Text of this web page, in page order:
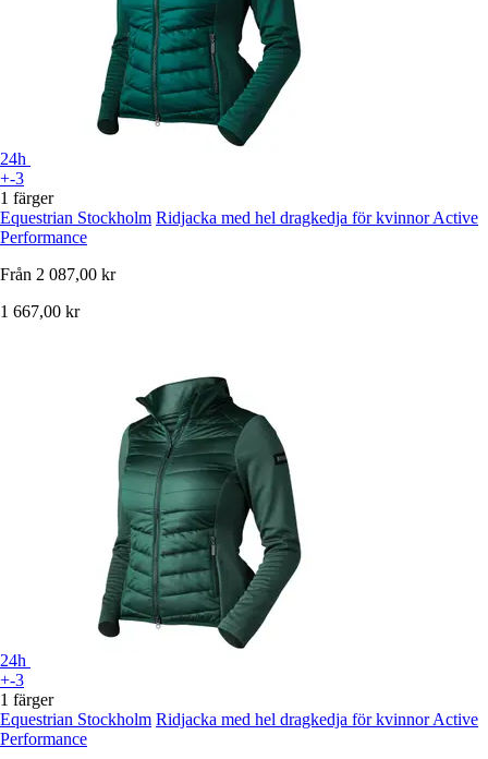
24h
+-3
1 färger
Equestrian Stockholm Ridjacka med hel dragkedja för kvinnor Active
Performance
Från 2 087,00 kr
1 667,00 kr
24h
+-3
1 färger
Equestrian Stockholm Ridjacka med hel dragkedja för kvinnor Active
Performance